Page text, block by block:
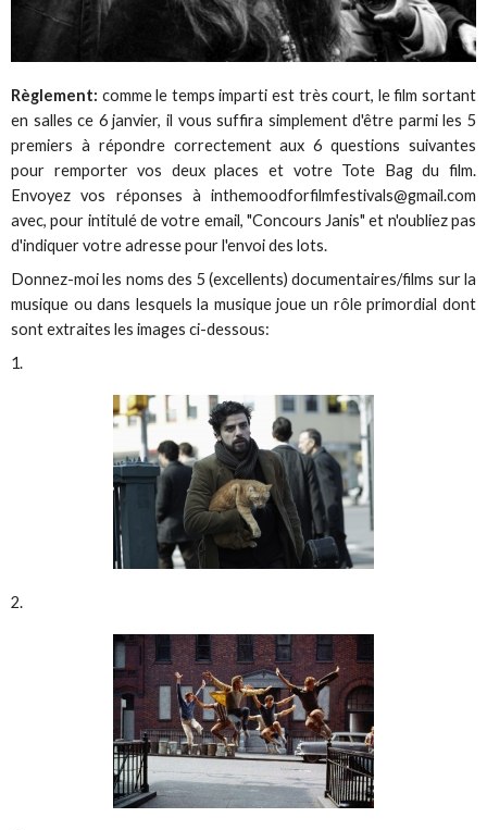
Règlement: comme le temps imparti est très court, le film sortant
en salles ce 6 janvier, il vous suffira simplement d'être parmi les 5
premiers à répondre correctement aux 6 questions suivantes
pour remporter vos deux places et votre Tote Bag du film.
Envoyez vos réponses à inthemoodforfilmfestivals@gmail.com
avec, pour intitulé de votre email, "Concours Janis" et n'oubliez pas
d'indiquer votre adresse pour l'envoi des lots.
Donnez-moi les noms des 5 (excellents) documentaires/films sur la
musique ou dans lesquels la musique joue un rôle primordial dont
sont extraites les images ci-dessous:
1.
2.